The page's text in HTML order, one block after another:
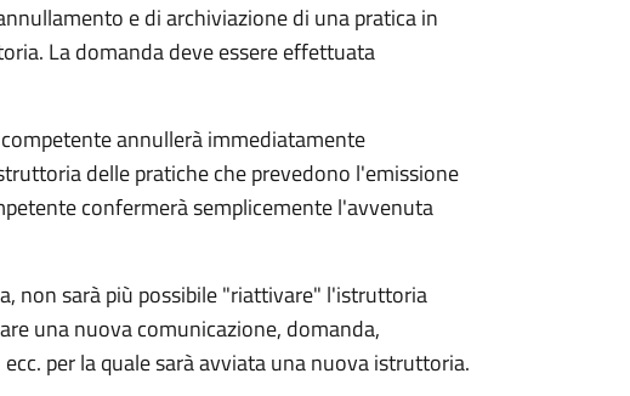
e di archiviazione di una pratica in
La domanda deve essere effettuata
annullerà immediatamente
delle pratiche che prevedono l'emissione
confermerà semplicemente l'avvenuta
non sarà più possibile "riattivare" l'istruttoria
una nuova comunicazione, domanda,
per la quale sarà avviata una nuova istruttoria.